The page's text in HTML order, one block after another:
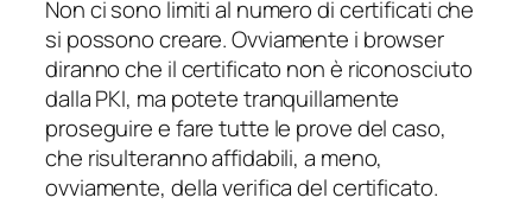
Non ci sono limiti al numero di certificati che
si possono creare. Ovviamente i browser
diranno che il certificato non è riconosciuto
dalla PKI, ma potete tranquillamente
proseguire e fare tutte le prove del caso,
che risulteranno affidabili, a meno,
ovviamente, della verifica del certificato.